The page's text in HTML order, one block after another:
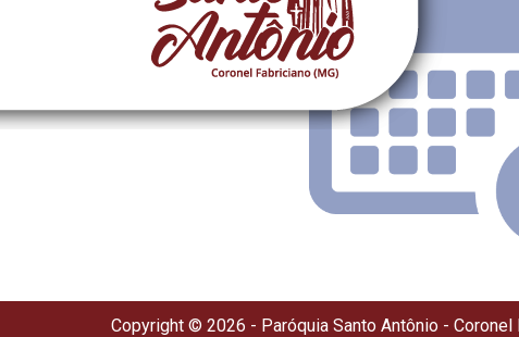
Copyright © 2026 - Paróquia Santo Antônio - Coronel